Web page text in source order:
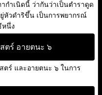
กำเนิดนี้ ว่ากันว่าเป็นตำราดูด
ยู่หัวดำริขึ้น เป็นการพยากรณ์
หนึ่ง
ตร์ อายตนะ ๖
ตร์ และอายตนะ ๖ ในการ